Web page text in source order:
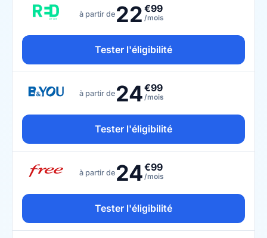
à partir de 22 €99
/mois
Tester l'éligibilité
à partir de 24€99
/mois
Tester l'éligibilité
à partir de 24€99
/mois
Tester l'éligibilité